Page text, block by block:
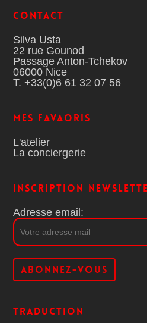
Contact
Silva Usta
22 rue Gounod
Passage Anton-Tchekov
06000 Nice
T. +33(0)6 61 32 07 56
MES FAVAORIS
L'atelier
La conciergerie
Inscription
Adresse email:
Traduction